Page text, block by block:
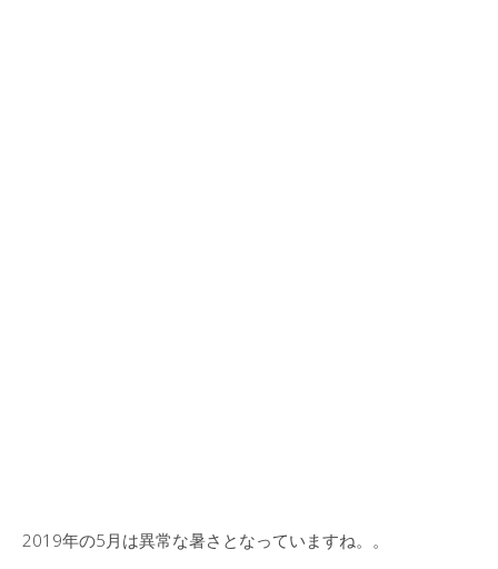
2019年の5月は異常な暑さとなっていますね。。